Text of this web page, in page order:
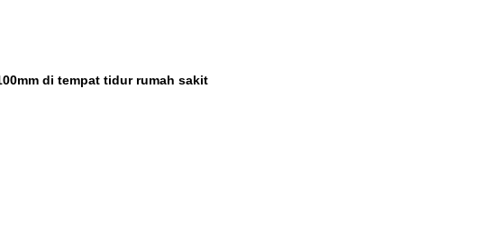
di tempat tidur rumah sakit